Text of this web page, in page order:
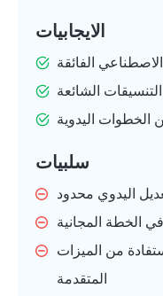
الايجابيات
الفائقة
الشائعة
الخطوات اليدوية
سلبيات
اليدوي محدود
الخطة المجانية
من الميزات
المتقدمة